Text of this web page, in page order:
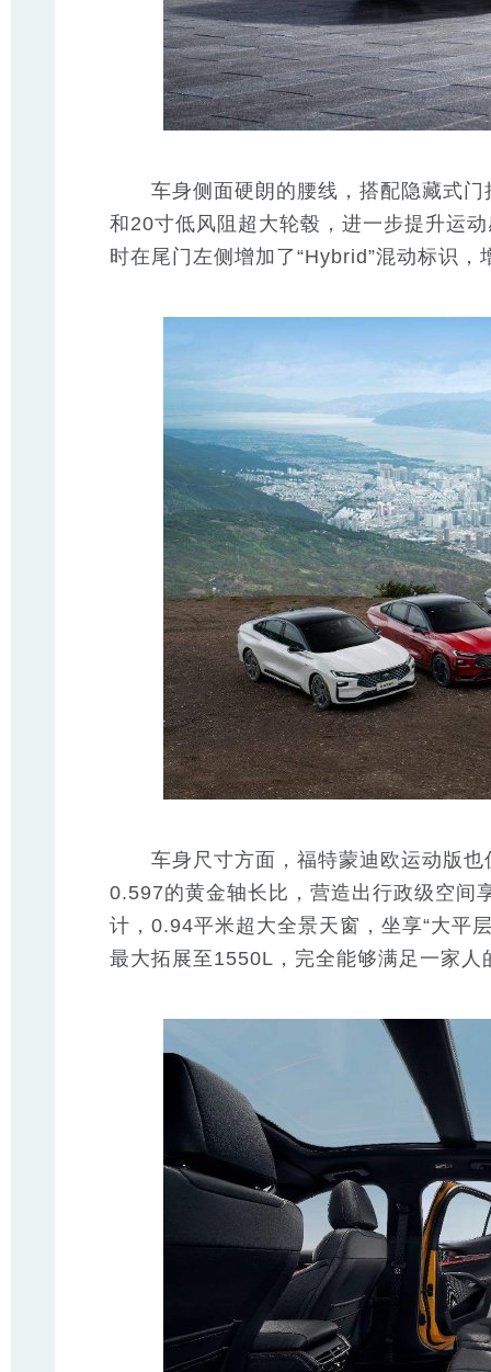
车身侧面硬朗的腰线，搭配隐藏式门
和20寸低风阻超大轮毂，进一步提升运
时在尾门左侧增加了“Hybrid”混动标识，
车身尺寸方面，福特蒙迪欧运动版也
0.597的黄金轴长比，营造出行政级空间
计，0.94平米超大全景天窗，坐享“大平
最大拓展至1550L，完全能够满足一家人